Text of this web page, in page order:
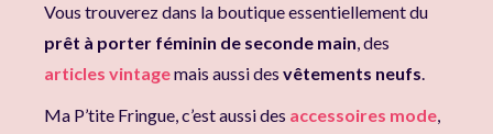
Vous trouverez dans la boutique essentiellement du
prêt à porter féminin de seconde main, des
articles vintagemais aussi des vêtements neufs.
Ma P’tite Fringue, c’est aussi des accessoires mode,